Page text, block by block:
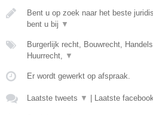
Bent u op zoek naar het beste
bent u bij ▼
Burgerlijk recht, Bouwrecht,
Huurrecht, ▼
Er wordt gewerkt op afspraak.
Laatste tweets ▼ Laatste